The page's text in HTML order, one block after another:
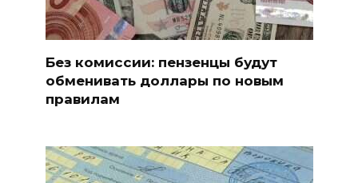
Без комиссии: пензенцы будут
обменивать доллары по новым
правилам